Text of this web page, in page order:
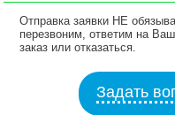
Отправка заявки НЕ
перезвоним, ответим на
заказ или отказаться.
Задать